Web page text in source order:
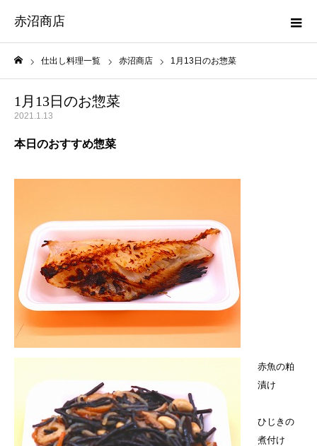
赤沼商店
仕出し料理一覧 赤沼商店 1月13日のお惣菜
1月13日のお惣菜
2021.1.13
本日のおすすめ惣菜
赤魚の粕
漬け
ひじきの
煮付け